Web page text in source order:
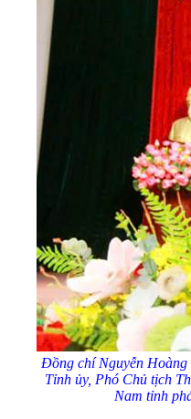
Đồng chí Nguyễn Hoàng
Tỉnh ủy, Phó Chủ tịch
Nam tỉnh